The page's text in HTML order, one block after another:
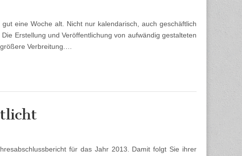
eine Woche alt. Nicht nur kalendarisch, auch geschäftlich
Erstellung und Veröffentlichung von aufwändig gestalteten
Verbreitung.…
für das Jahr 2013. Damit folgt Sie ihrer